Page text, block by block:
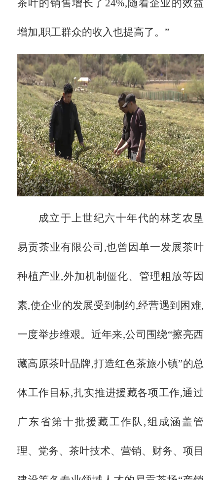
茶叶的销售增长了24%,随着企业的效益
增加,职工群众的收入也提高了。”
成立于上世纪六十年代的林芝农垦
易贡茶业有限公司,也曾因单一发展茶叶
种植产业,外加机制僵化、管理粗放等因
素,使企业的发展受到制约,经营遇到困难,
一度举步维艰。近年来,公司围绕“擦亮西
藏高原茶叶品牌,打造红色茶旅小镇”的总
体工作目标,扎实推进援藏各项工作,通过
广东省第十批援藏工作队,组成涵盖管
理、党务、茶叶技术、营销、财务、项目